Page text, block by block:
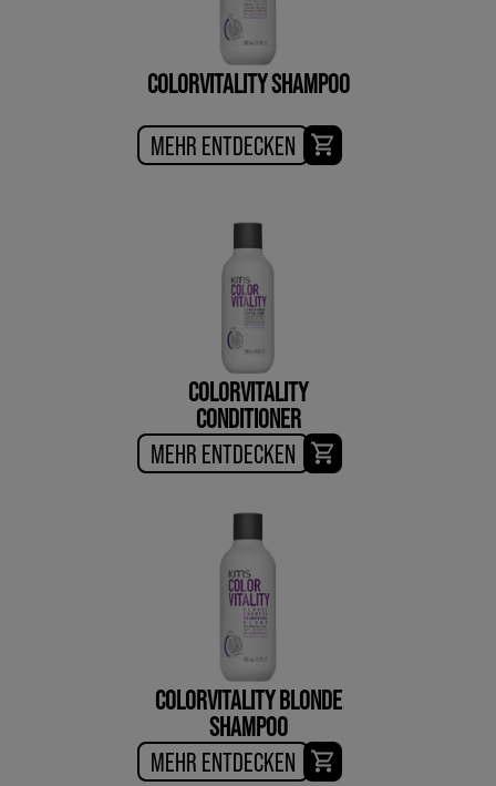
COLORVITALITY SHAMPOO
MEHR ENTDECKEN
COLORVITALITY
CONDITIONER
MEHR ENTDECKEN
COLORVITALITY BLONDE
SHAMPOO
MEHR ENTDECKEN